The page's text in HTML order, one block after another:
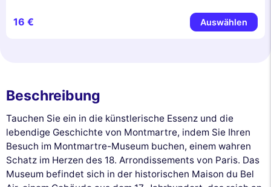
16 € Auswählen
Beschreibung
Tauchen Sie ein in die künstlerische Essenz und die
lebendige Geschichte von Montmartre, indem Sie Ihren
Besuch im Montmartre-Museum buchen, einem wahren
Schatz im Herzen des 18. Arrondissements von Paris. Das
Museum befindet sich in der historischen Maison du Bel